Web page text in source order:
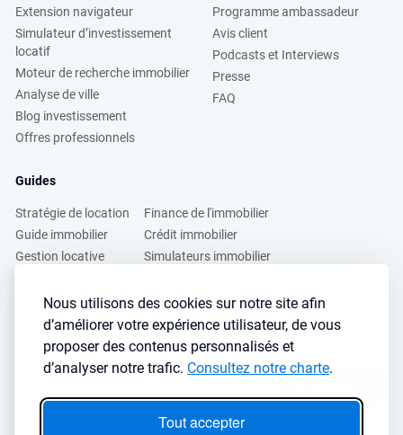
Nous utilisons des cookies sur notre site afin
d’améliorer votre expérience utilisateur, de vous
proposer des contenus personnalisés et
d’analyser notre trafic. Consultez notre charte.
Tout accepter
Extension navigateur
Simulateur d’investissement
locatif
Moteur de recherche immobilier
Analyse de ville
Blog investissement
Offres professionnels
Programme ambassadeur
Avis client
Podcasts et Interviews
Presse
FAQ
Guides
Stratégie de location
Guide immobilier
Gestion locative
Finance de l'immobilier
Crédit immobilier
Simulateurs immobilier
Vous voulez apprendre à investir dans l’immobilier ?
Inscrivez vous à notre newsletter gratuite :